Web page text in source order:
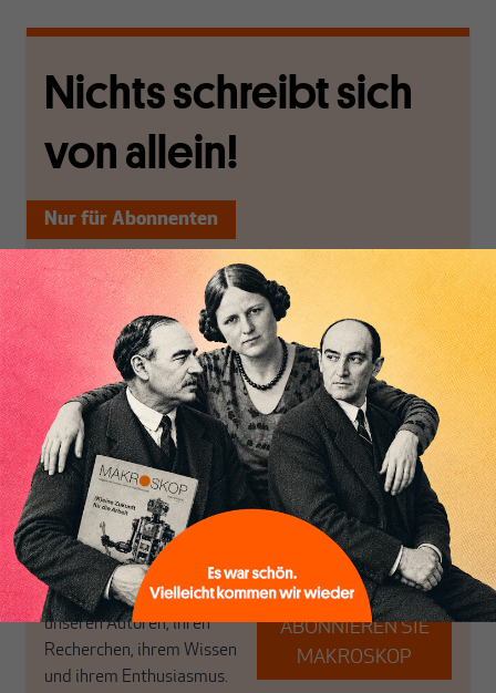
Nichts schreibt sich
von allein!
Nur für Abonnenten
MAKROSKOP analysiert
wirtschaftspolitische
Themen aus einer
postkeynesianischen
Perspektive und ist damit
in Deutschland einzigartig.
MAKROSKOP steht für
das große Ganze. Wir
haben einen Blick auf
Geld, Wirtschaft und
Politik, den Sie so
woanders nicht finden.
Dabei leben wir von
unseren Autoren, ihren
Recherchen, ihrem Wissen
und ihrem Enthusiasmus.
Wir verlassen die
journalistische Filterblase,
in der sich viele
eingerichtet haben. Wir
öffnen Fenster und
bringen frische Luft in die
engen und verstaubten
Debattenräume.
Brauchen Sie auch frische
Luft? Dann folgen Sie
einfach dem Button.
ABONNIEREN SIE
MAKROSKOP